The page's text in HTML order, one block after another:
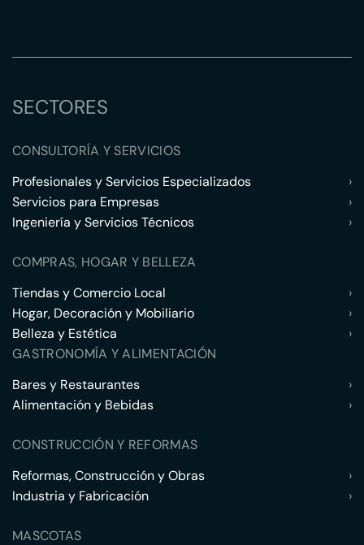
SECTORES
CONSULTORÍA Y SERVICIOS
Profesionales y Servicios Especializados
›
Servicios para Empresas
›
Ingeniería y Servicios Técnicos
›
COMPRAS, HOGAR Y BELLEZA
Tiendas y Comercio Local
›
Hogar, Decoración y Mobiliario
›
Belleza y Estética
›
GASTRONOMÍA Y ALIMENTACIÓN
Bares y Restaurantes
›
Alimentación y Bebidas
›
CONSTRUCCIÓN Y REFORMAS
Reformas, Construcción y Obras
›
Industria y Fabricación
›
MASCOTAS